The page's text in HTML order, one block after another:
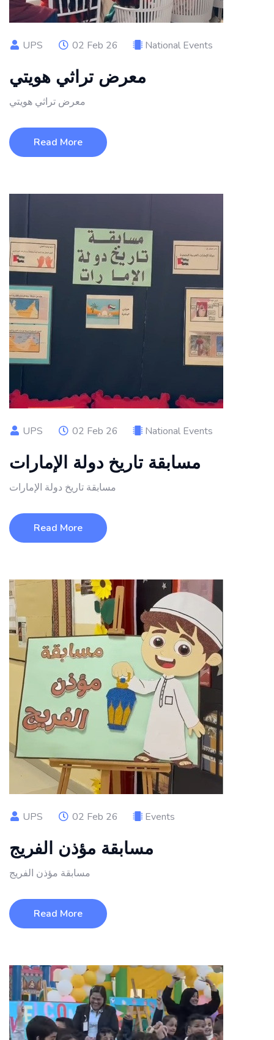
UPS 02 Feb 26 National Events
معرض تراثي هويتي
معرض تراثي هويتي
Read More
UPS 02 Feb 26 National Events
مسابقة تاريخ دولة الإمارات
مسابقة تاريخ دولة الإمارات
Read More
UPS 02 Feb 26 Events
مسابقة مؤذن الفريج
مسابقة مؤذن الفريج
Read More